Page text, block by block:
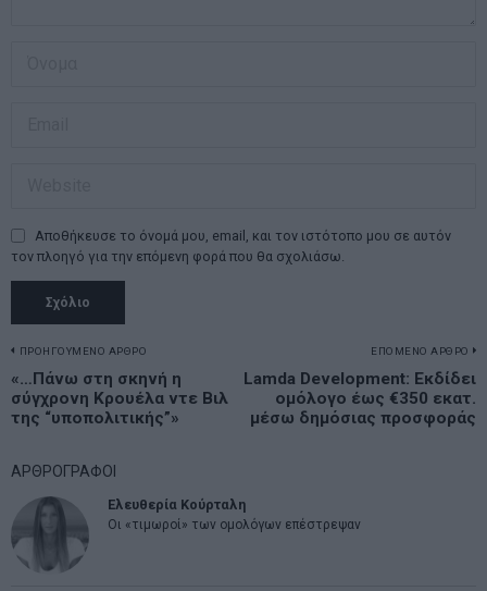
Αποθήκευσε το όνομά μου, email, και τον ιστότοπο μου σε αυτόν
τον πλοηγό για την επόμενη φορά που θα σχολιάσω.
Πλοήγηση
άρθρων
ΠΡΟΗΓΟΥΜΕΝΟ ΑΡΘΡΟ
Previous
post:
«…Πάνω στη σκηνή η
σύγχρονη Κρουέλα ντε Βιλ
της “υποπολιτικής”»
ΕΠΟΜΕΝΟ ΑΡΘΡΟ
Lamda Development: Εκδίδει
ομόλογο έως €350 εκατ.
μέσω δημόσιας προσφοράς
ΑΡΘΡΟΓΡΑΦΟΙ
Ελευθερία Κούρταλη
Οι «τιμωροί» των ομολόγων επέστρεψαν